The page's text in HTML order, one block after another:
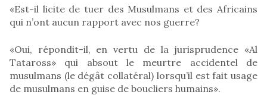
«Est-il licite de tuer des Musulmans et des Africains
qui n’ont aucun rapport avec nos guerre?
«Oui, répondit-il, en vertu de la jurisprudence «Al
Tataross» qui absout le meurtre accidentel de
musulmans (le dégât collatéral) lorsqu’il est fait usage
de musulmans en guise de boucliers humains».